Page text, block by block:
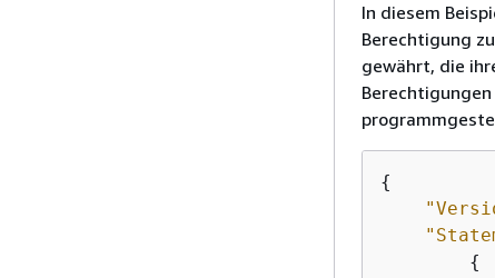
In diesem
Berechtigung
gewährt, die
{
{